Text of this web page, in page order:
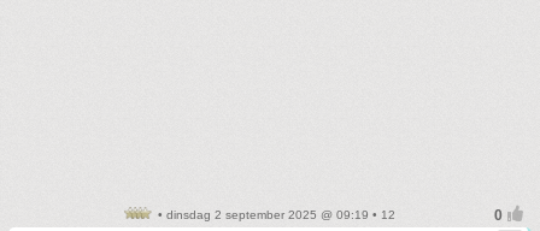
• dinsdag 2 september 2025 @ 09:19 • 12